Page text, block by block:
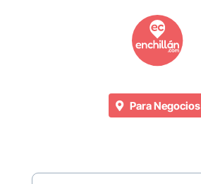
Para Negocios